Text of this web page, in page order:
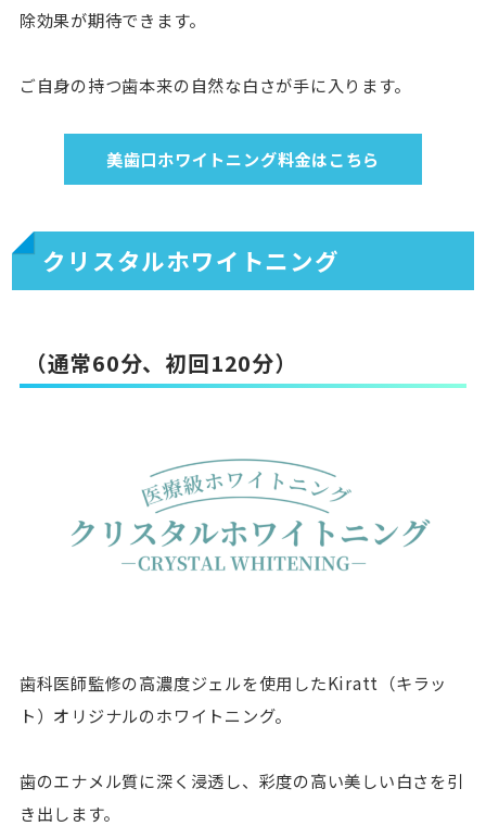
除効果が期待できます。
ご自身の持つ歯本来の自然な白さが手に入ります。
美歯口ホワイトニング料金はこちら
クリスタルホワイトニング
（通常60分、初回120分）
歯科医師監修の高濃度ジェルを使用したKiratt（キラッ
ト）オリジナルのホワイトニング。
歯のエナメル質に深く浸透し、彩度の高い美しい白さを引
き出します。